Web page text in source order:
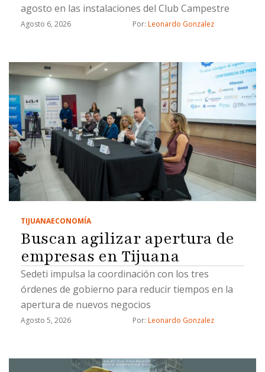
agosto en las instalaciones del Club Campestre
Agosto 6, 2026 Por: Leonardo Gonzalez
TIJUANAECONOMÍA
Buscan agilizar apertura de
empresas en Tijuana
Sedeti impulsa la coordinación con los tres
órdenes de gobierno para reducir tiempos en la
apertura de nuevos negocios
Agosto 5, 2026 Por: Leonardo Gonzalez